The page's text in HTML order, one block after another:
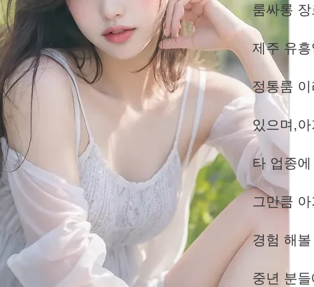
룸싸롱
제주 유
정통룸
있으며,
타 업종
그만큼
경험 해
중년 분